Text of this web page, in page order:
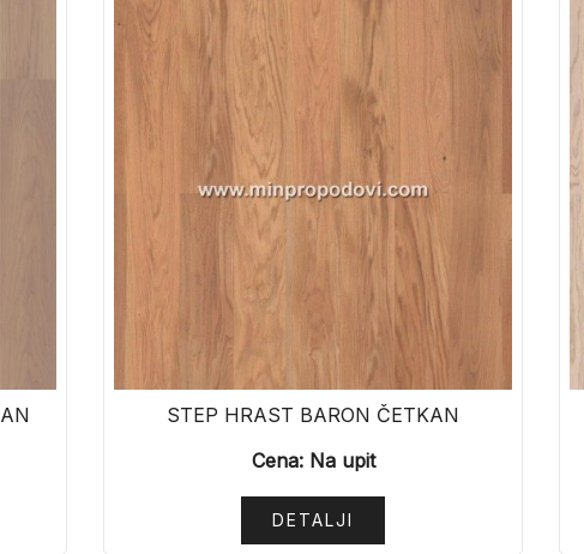
STEP HRAST BARON ČETKAN
Cena: Na upit
DETALJI